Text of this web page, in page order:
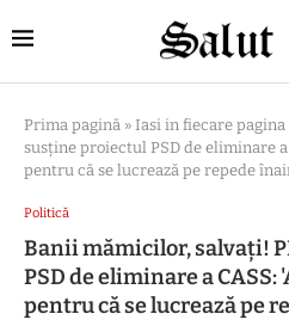
Prima pagină » Iasi in fiecare pagina
susține proiectul PSD de eliminare a
pentru că se lucrează pe repede
Politică
Banii mămicilor, salvați!
PSD de eliminare a CASS:
pentru că se lucrează pe